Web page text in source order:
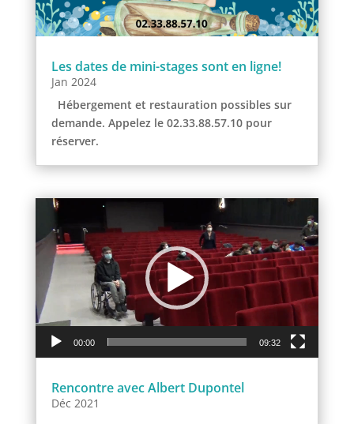
Les dates de mini-stages sont en ligne!
Jan 2024
Hébergement et restauration possibles sur
demande. Appelez le 02.33.88.57.10 pour
réserver.
Lecteur
vidéo
00:00 09:32
Rencontre avec Albert Dupontel
Déc 2021